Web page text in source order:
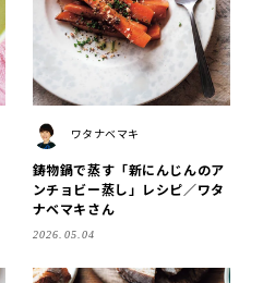
ワタナベマキ
鋳物鍋で蒸す「新にんじんのア
ンチョビー蒸し」レシピ／ワタ
ナベマキさん
2026.05.04